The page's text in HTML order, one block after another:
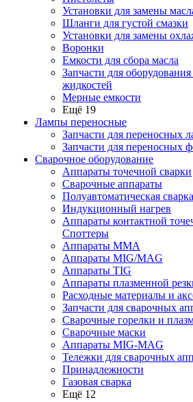
Установки для замены
Шланги для густой смазки
Установки для замены
Воронки
Емкости для сбора масла
Запчасти для
жидкостей
Мерные емкости
Ещё 19
Лампы переносные
Запчасти для переносных
Запчасти для переносных
Сварочное оборудование
Аппараты точечной сварки
Сварочные аппараты
Полуавтоматическая
Индукционный нагрев
Аппараты контактной
Споттеры
Аппараты MMA
Аппараты MIG/MAG
Аппараты TIG
Аппараты плазменной
Расходные материалы и
Запчасти для сварочных
Сварочные горелки и
Сварочные маски
Аппараты MIG-MAG
Тележки для сварочных
Принадлежности
Газовая сварка
Ещё 12